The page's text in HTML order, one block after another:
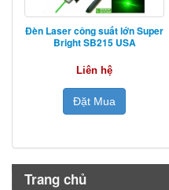
Đèn Laser công suất lớn Super
Bright SB215 USA
Liên hệ
Đặt Mua
Trang chủ